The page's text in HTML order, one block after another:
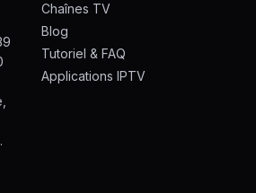
Chaînes TV
Blog
Tutoriel & FAQ
Applications IPTV